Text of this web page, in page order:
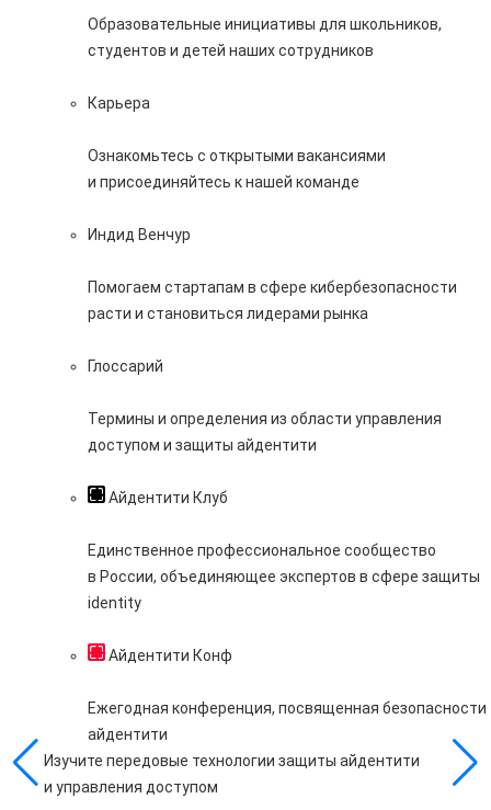
Образовательные инициативы для школьников,
студентов и детей наших сотрудников
Карьера
Ознакомьтесь с открытыми вакансиями
и присоединяйтесь к нашей команде
Индид Венчур
Помогаем стартапам в сфере кибербезопасности
расти и становиться лидерами рынка
Глоссарий
Термины и определения из области управления
доступом и защиты айдентити
Айдентити Клуб
Единственное профессиональное сообщество
в России, объединяющее экспертов в сфере защиты
identity
Айдентити Конф
Ежегодная конференция, посвященная безопасности
айдентити
Изучите передовые технологии защиты айдентити
и управления доступом